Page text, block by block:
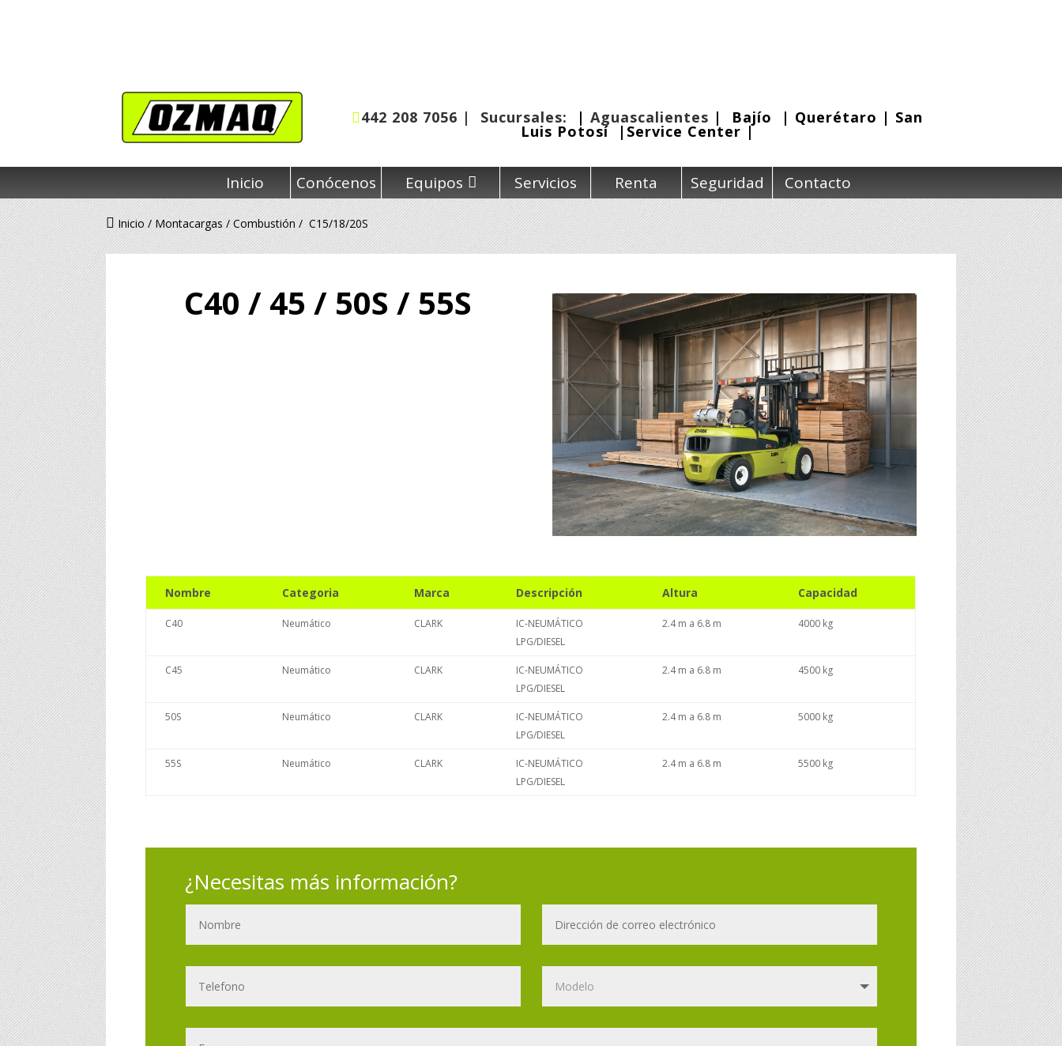
442 208 7056 | Sucursales: | Aguascalientes | Bajío | Querétaro | San
Luis Potosí | Service Center |
Inicio Conócenos Equipos Servicios Renta Seguridad Contacto
Inicio/Montacargas/Combustión/ C15/18/20S
C40 / 45 / 50S / 55S
Nombre Categoria Marca Descripción Altura Capacidad
C40 Neumático CLARK
IC-NEUMÁTICO
LPG/DIESEL
2.4 m a 6.8 m 4000 kg
C45 Neumático CLARK
IC-NEUMÁTICO
LPG/DIESEL
2.4 m a 6.8 m 4500 kg
50S Neumático CLARK
IC-NEUMÁTICO
LPG/DIESEL
2.4 m a 6.8 m 5000 kg
55S Neumático CLARK
IC-NEUMÁTICO
LPG/DIESEL
2.4 m a 6.8 m 5500 kg
¿Necesitas más información?